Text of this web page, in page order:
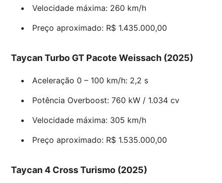
Velocidade máxima: 260 km/h
Preço aproximado: R$ 1.435.000,00
Taycan Turbo GT Pacote Weissach (2025)
Aceleração 0 – 100 km/h: 2,2 s
Potência Overboost: 760 kW / 1.034 cv
Velocidade máxima: 305 km/h
Preço aproximado: R$ 1.535.000,00
Taycan 4 Cross Turismo (2025)